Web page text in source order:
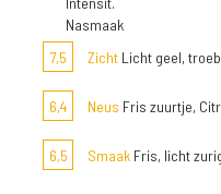
Nasmaak
7,5
Zicht Licht geel,
6,4 Neus Fris zuurtje,
6,5 Smaak Fris, licht